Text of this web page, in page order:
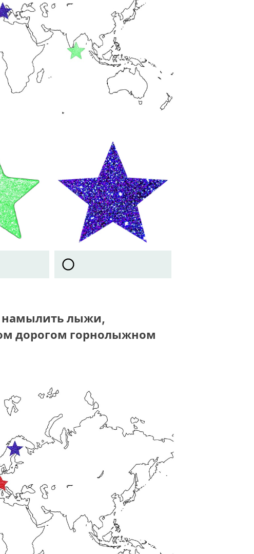
намылить лыжи,
дорогом горнолыжном